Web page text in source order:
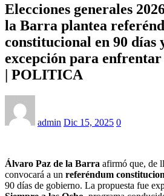
Elecciones generales
la Barra plantea
constitucional en 90 días
excepción para
| POLITICA
admin Dic 15, 2025 0
Álvaro Paz de la Barra afirmó que, de
convocará a un referéndum
90 días de gobierno. La propuesta fue